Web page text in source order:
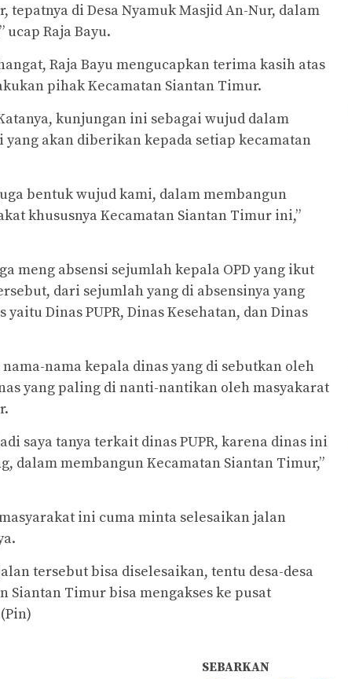
tepatnya di Desa Nyamuk Masjid An-Nur, dalam
ucap Raja Bayu.
Raja Bayu mengucapkan terima kasih atas
pihak Kecamatan Siantan Timur.
kunjungan ini sebagai wujud dalam
akan diberikan kepada setiap kecamatan
bentuk wujud kami, dalam membangun
khususnya Kecamatan Siantan Timur ini,”
meng absensi sejumlah kepala OPD yang ikut
dari sejumlah yang di absensinya yang
Dinas PUPR, Dinas Kesehatan, dan Dinas
nama kepala dinas yang di sebutkan oleh
yang paling di nanti-nantikan oleh masyakarat
saya tanya terkait dinas PUPR, karena dinas ini
dalam membangun Kecamatan Siantan Timur,”
ini cuma minta selesaikan jalan
tersebut bisa diselesaikan, tentu desa-desa
Siantan Timur bisa mengakses ke pusat
SEBARKAN